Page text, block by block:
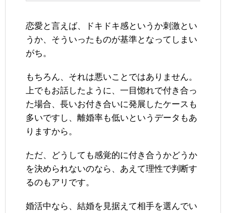
恋愛と言えば、ドキドキ感というか刺激とい
うか、そういったものが基準となってしまい
がち。
もちろん、それは悪いことではありません。
上でもお話したように、一目惚れで付き合っ
た場合、長いお付き合いに発展したケースも
多いですし、離婚率も低いというデータもあ
りますから。
ただ、どうしても感覚的に付き合うかどうか
を決められないのなら、あえて理性で判断す
るのもアリです。
婚活中なら、結婚を見据えて相手を選んでい